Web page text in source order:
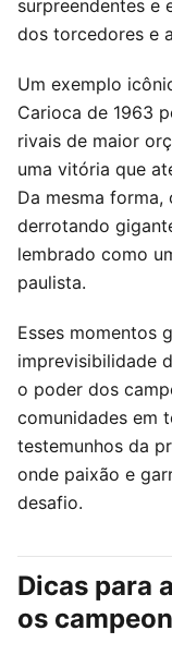
surpreendentes e
dos torcedores e
Um exemplo
Carioca de 1963
rivais de maior
uma vitória que
Da mesma
derrotando
lembrado como
paulista.
Esses momentos
imprevisibilidade
o poder dos
comunidades em
testemunhos da
onde paixão e
desafio.
Dicas para
os